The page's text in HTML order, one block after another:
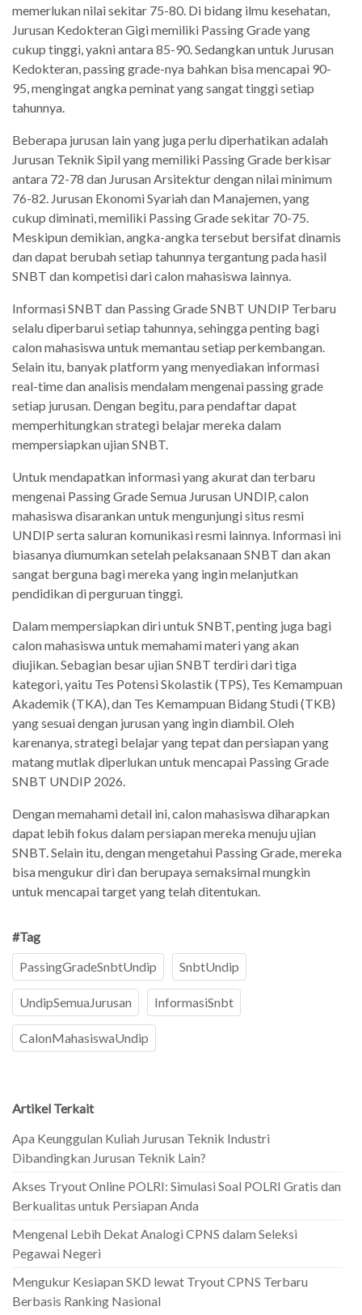
memerlukan nilai sekitar 75-80. Di bidang ilmu kesehatan,
Jurusan Kedokteran Gigi memiliki Passing Grade yang
cukup tinggi, yakni antara 85-90. Sedangkan untuk Jurusan
Kedokteran, passing grade-nya bahkan bisa mencapai 90-
95, mengingat angka peminat yang sangat tinggi setiap
tahunnya.
Beberapa jurusan lain yang juga perlu diperhatikan adalah
Jurusan Teknik Sipil yang memiliki Passing Grade berkisar
antara 72-78 dan Jurusan Arsitektur dengan nilai minimum
76-82. Jurusan Ekonomi Syariah dan Manajemen, yang
cukup diminati, memiliki Passing Grade sekitar 70-75.
Meskipun demikian, angka-angka tersebut bersifat dinamis
dan dapat berubah setiap tahunnya tergantung pada hasil
SNBT dan kompetisi dari calon mahasiswa lainnya.
Informasi SNBT dan Passing Grade SNBT UNDIP Terbaru
selalu diperbarui setiap tahunnya, sehingga penting bagi
calon mahasiswa untuk memantau setiap perkembangan.
Selain itu, banyak platform yang menyediakan informasi
real-time dan analisis mendalam mengenai passing grade
setiap jurusan. Dengan begitu, para pendaftar dapat
memperhitungkan strategi belajar mereka dalam
mempersiapkan ujian SNBT.
Untuk mendapatkan informasi yang akurat dan terbaru
mengenai Passing Grade Semua Jurusan UNDIP, calon
mahasiswa disarankan untuk mengunjungi situs resmi
UNDIP serta saluran komunikasi resmi lainnya. Informasi ini
biasanya diumumkan setelah pelaksanaan SNBT dan akan
sangat berguna bagi mereka yang ingin melanjutkan
pendidikan di perguruan tinggi.
Dalam mempersiapkan diri untuk SNBT, penting juga bagi
calon mahasiswa untuk memahami materi yang akan
diujikan. Sebagian besar ujian SNBT terdiri dari tiga
kategori, yaitu Tes Potensi Skolastik (TPS), Tes Kemampuan
Akademik (TKA), dan Tes Kemampuan Bidang Studi (TKB)
yang sesuai dengan jurusan yang ingin diambil. Oleh
karenanya, strategi belajar yang tepat dan persiapan yang
matang mutlak diperlukan untuk mencapai Passing Grade
SNBT UNDIP 2026.
Dengan memahami detail ini, calon mahasiswa diharapkan
dapat lebih fokus dalam persiapan mereka menuju ujian
SNBT. Selain itu, dengan mengetahui Passing Grade, mereka
bisa mengukur diri dan berupaya semaksimal mungkin
untuk mencapai target yang telah ditentukan.
#Tag
PassingGradeSnbtUndip
SnbtUndip
UndipSemuaJurusan InformasiSnbt
CalonMahasiswaUndip
Artikel Terkait
Apa Keunggulan Kuliah Jurusan Teknik Industri
Dibandingkan Jurusan Teknik Lain?
Akses Tryout Online POLRI: Simulasi Soal POLRI Gratis dan
Berkualitas untuk Persiapan Anda
Mengenal Lebih Dekat Analogi CPNS dalam Seleksi
Pegawai Negeri
Mengukur Kesiapan SKD lewat Tryout CPNS Terbaru
Berbasis Ranking Nasional